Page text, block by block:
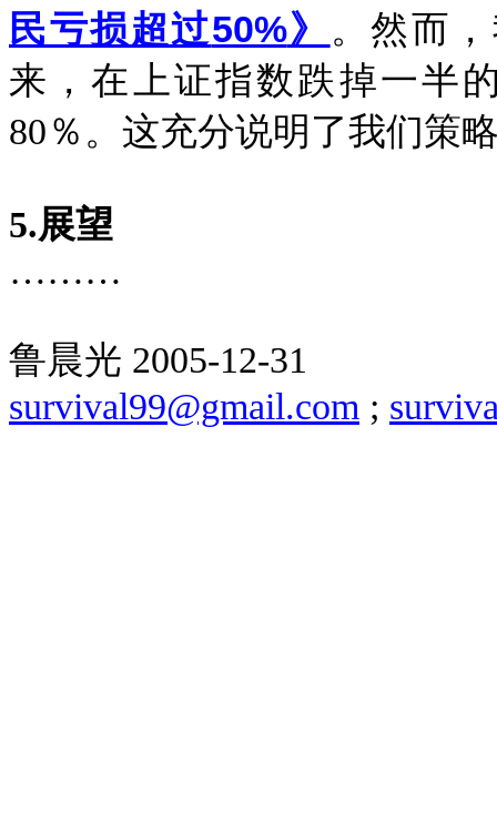
民亏损超过50%》 。然而
来，在上证指数跌掉一半
80％。这充分说明了我们策
5.展望
………
鲁晨光 2005-12-31
survival99@gmail.com ;